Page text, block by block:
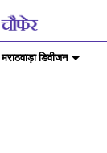
मराठवाड़ा डिवीजन